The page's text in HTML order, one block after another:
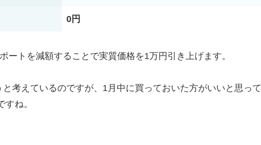
0円
ートを減額することで実質価格を1万円引き上げます。
考えているのですが、1月中に買っておいた方がいいと思って
ね。